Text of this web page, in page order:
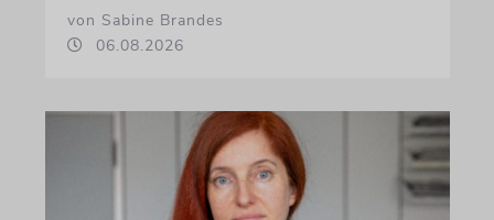
von Sabine Brandes
06.08.2026